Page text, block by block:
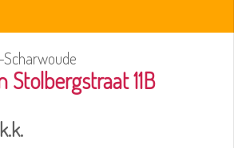
Stolbergstraat 11B